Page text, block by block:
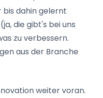
bis dahin gelernt
die gibt's bei uns
zu verbessern.
aus der Branche
weiter voran.